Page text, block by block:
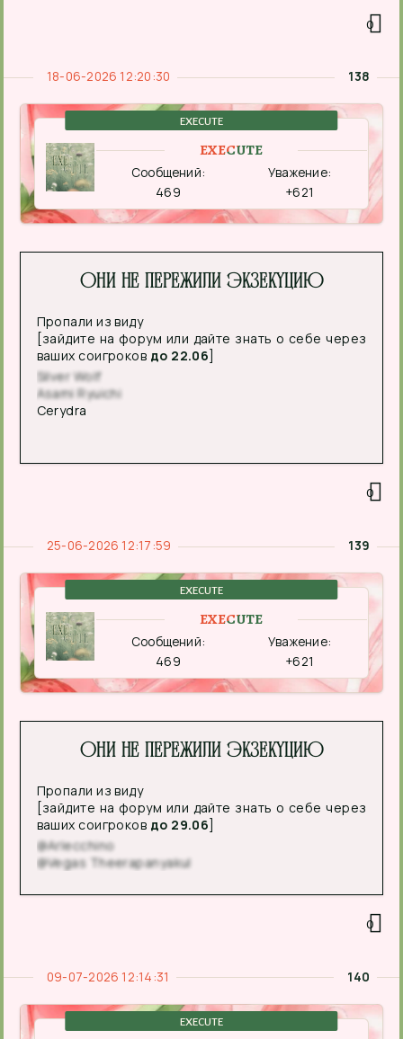
0
138
18-06-2026 12:20:30
EXECUTE
EXECUTE
Сообщений:
469
Уважение:
+621
Они не пережили экзекуцию
Пропали из виду
[зайдите на форум или дайте знать о себе через
ваших соигроков до 22.06]
Silver Wolf
Asami Ryuichi
Cerydra
0
139
25-06-2026 12:17:59
EXECUTE
EXECUTE
Сообщений:
469
Уважение:
+621
Они не пережили экзекуцию
Пропали из виду
[зайдите на форум или дайте знать о себе через
ваших соигроков до 29.06]
@Arlecchino
@Vegas Theerapanyakul
0
140
09-07-2026 12:14:31
EXECUTE